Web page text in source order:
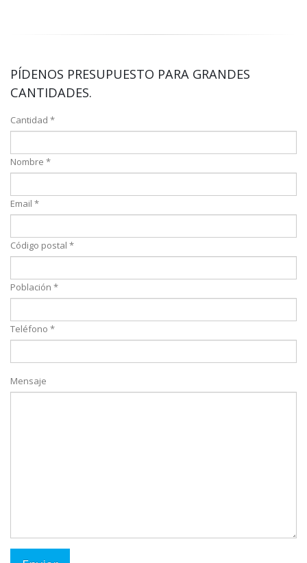
PÍDENOS PRESUPUESTO PARA GRANDES
CANTIDADES.
Cantidad *
Nombre *
Email *
Código postal *
Población *
Teléfono *
Mensaje